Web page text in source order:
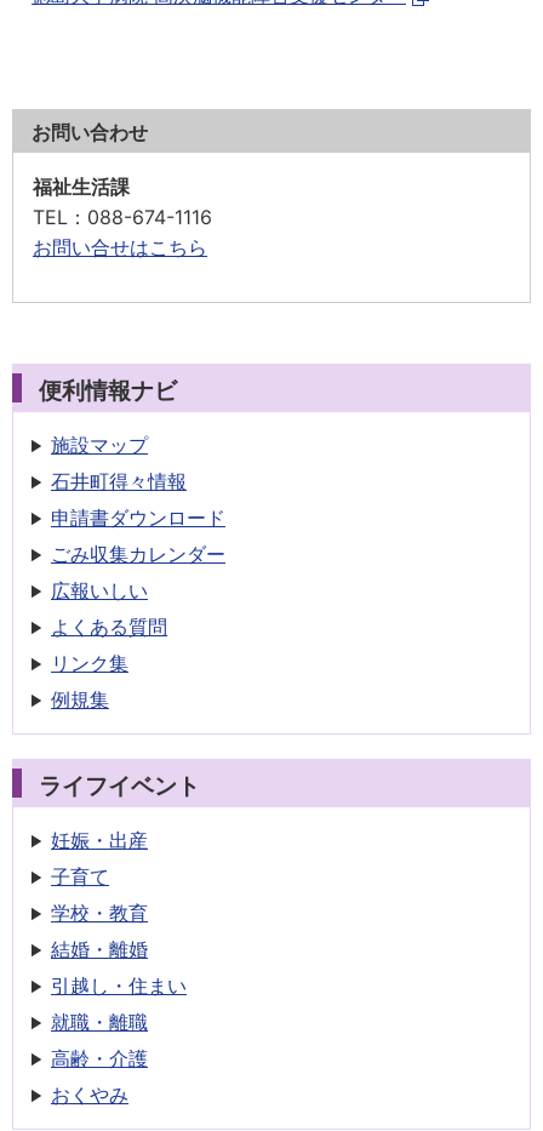
お問い合わせ
福祉生活課
TEL ：088-674-1116
お問い合せはこちら
便利情報ナビ
施設マップ
石井町得々情報
申請書ダウンロード
ごみ収集カレンダー
広報いしい
よくある質問
リンク集
例規集
ライフイベント
妊娠・出産
子育て
学校・教育
結婚・離婚
引越し・住まい
就職・離職
高齢・介護
おくやみ